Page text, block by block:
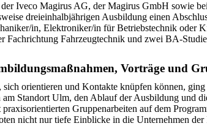
Iveco Magirus AG, der Magirus GmbH sowie
dreieinhalbjährigen Ausbildung einen
in, Elektroniker/in für Betriebstechnik oder
Fahrzeugtechnik und zwei BA-
Vorträge und
orientieren und Kontakte knüpfen können,
Standort Ulm, den Ablauf der Ausbildung und
Gruppenarbeiten auf dem
nicht nur tiefe Einblicke in die Unternehmen